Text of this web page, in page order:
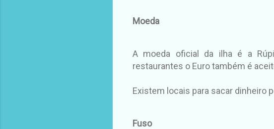
Moeda
A moeda oficial da ilha é a
restaurantes o Euro também é
Existem locais para sacar dinheiro
Fuso